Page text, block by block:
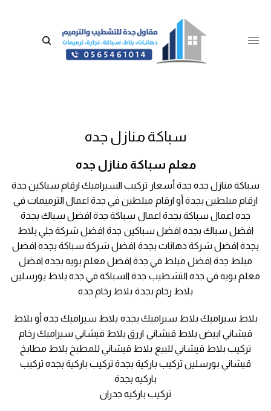
سباكة منازل جده
معلم سباكة منازل جده
سباكة منازل جده جدة أسعار تركيب السيراميك ارقام سباكين جدة
ارقام مبلطين بجدة أو ارقام مبلطين في جدة اعمال الترميمات في
جده اعمال سباكة بجدة اعمال سباكة جدة افضل سباك بجدة
افضل سباك بجده افضل سباكين جدة افضل شركة جلي بلاط
بجدة افضل شركة دهانات بجدة افضل شركة سباكة بجده افضل
مبلط جدة افضل مبلط في جدة افضل معلم بويه بجده افضل
معلم بويه في جده التشطيب جدة السباكه في جده بلاط بورسلين
بلاط رخام بجدة بلاط رخام جده
بلاط سيراميك بلاط سيراميك بجده بلاط سيراميك جده أو بلاط
قيشاني ابيض بلاط قيشاني ازرق بلاط قيشاني سيراميك رخام
تركيب بلاط قيشاني للبيع بلاط قيشاني للمطبخ بلاط مطابخ
قيشاني بورسلين تركيب باركية بجدة تركيب باركية بجده تركيب
باركيه بجدة
تركيب باركيه جدران